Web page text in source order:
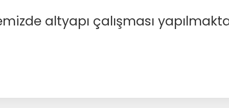
altyapı çalışması